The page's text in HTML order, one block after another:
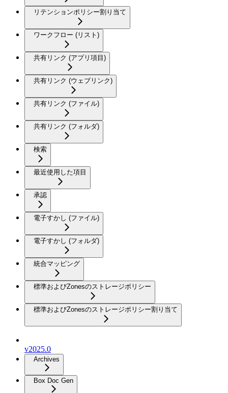
リテンションポリシー割り当て
ワークフロー (リスト)
共有リンク (アプリ項目)
共有リンク (ウェブリンク)
共有リンク (ファイル)
共有リンク (フォルダ)
検索
最近使用した項目
承認
電子すかし (ファイル)
電子すかし (フォルダ)
統合マッピング
標準およびZonesのストレージポリシー
標準およびZonesのストレージポリシー割り当て
v2025.0
Archives
Box Doc Gen